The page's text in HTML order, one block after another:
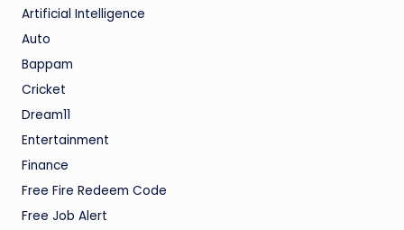
Artificial Intelligence
Auto
Bappam
Cricket
Dream11
Entertainment
Finance
Free Fire Redeem Code
Free Job Alert